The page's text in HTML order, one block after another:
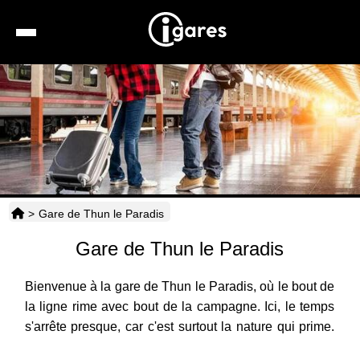
Recherche
Location de voiture
Hôtels
Taxis
> Gare de Thun le Paradis
Gare de Thun le Paradis
Bienvenue à la gare de Thun le Paradis, où le bout de
la ligne rime avec bout de la campagne. Ici, le temps
s'arrête presque, car c'est surtout la nature qui prime.